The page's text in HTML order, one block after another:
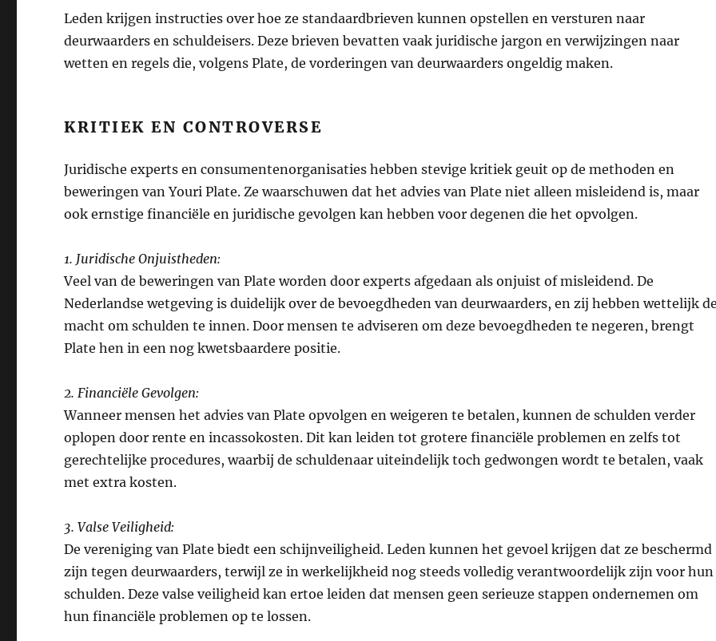
Leden krijgen instructies over hoe ze standaardbrieven kunnen opstellen en versturen naar
deurwaarders en schuldeisers. Deze brieven bevatten vaak juridische jargon en verwijzingen naar
wetten en regels die, volgens Plate, de vorderingen van deurwaarders ongeldig maken.
KRITIEK EN CONTROVERSE
Juridische experts en consumentenorganisaties hebben stevige kritiek geuit op de methoden en
beweringen van Youri Plate. Ze waarschuwen dat het advies van Plate niet alleen misleidend is, maar
ook ernstige financiële en juridische gevolgen kan hebben voor degenen die het opvolgen.
1. Juridische Onjuistheden:
Veel van de beweringen van Plate worden door experts afgedaan als onjuist of misleidend. De
Nederlandse wetgeving is duidelijk over de bevoegdheden van deurwaarders, en zij hebben wettelijk
macht om schulden te innen. Door mensen te adviseren om deze bevoegdheden te negeren, brengt
Plate hen in een nog kwetsbaardere positie.
2. Financiële Gevolgen:
Wanneer mensen het advies van Plate opvolgen en weigeren te betalen, kunnen de schulden verder
oplopen door rente en incassokosten. Dit kan leiden tot grotere financiële problemen en zelfs tot
gerechtelijke procedures, waarbij de schuldenaar uiteindelijk toch gedwongen wordt te betalen, vaak
met extra kosten.
3. Valse Veiligheid:
De vereniging van Plate biedt een schijnveiligheid. Leden kunnen het gevoel krijgen dat ze beschermd
zijn tegen deurwaarders, terwijl ze in werkelijkheid nog steeds volledig verantwoordelijk zijn voor hun
schulden. Deze valse veiligheid kan ertoe leiden dat mensen geen serieuze stappen ondernemen om
hun financiële problemen op te lossen.